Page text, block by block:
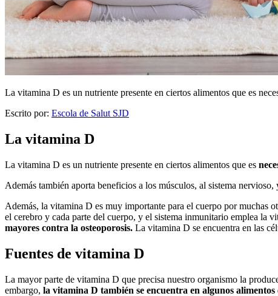
La vitamina D es un nutriente presente en ciertos alimentos que es
Escrito por: Escola de Salut SJD
La vitamina D
La vitamina D es un nutriente presente en ciertos alimentos que es
Además también aporta beneficios a los músculos, al sistema
Además, la vitamina D es muy importante para el cuerpo por muchas
el cerebro y cada parte del cuerpo, y el sistema inmunitario emplea la
mayores contra la osteoporosis. La vitamina D se encuentra en las
Fuentes de vitamina D
La mayor parte de vitamina D que precisa nuestro organismo la
embargo, la vitamina D también se encuentra en algunos alimentos